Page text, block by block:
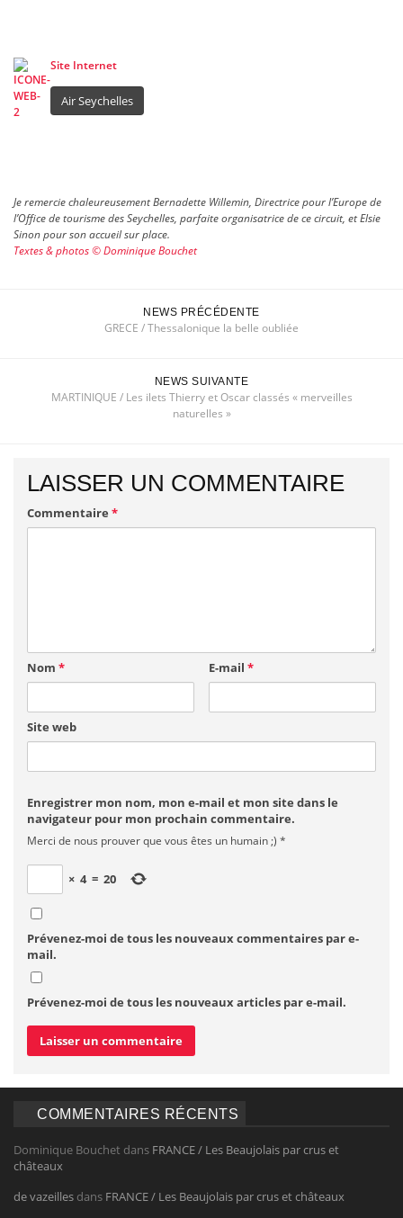
Site Internet
Air Seychelles
Je remercie chaleureusement Bernadette Willemin, Directrice pour l’Europe de
l’Office de tourisme des Seychelles, parfaite organisatrice de ce circuit, et Elsie
Sinon pour son accueil sur place.
Textes & photos © Dominique Bouchet
NEWS PRÉCÉDENTE
GRECE / Thessalonique la belle oubliée
NEWS SUIVANTE
MARTINIQUE / Les ilets Thierry et Oscar classés « merveilles
naturelles »
LAISSER UN COMMENTAIRE
Commentaire *
Nom * E-mail *
Site web
Enregistrer mon nom, mon e-mail et mon site dans le
navigateur pour mon prochain commentaire.
Merci de nous prouver que vous êtes un humain ;) *
× 4 = 20
Prévenez-moi de tous les nouveaux commentaires par e-
mail.
Prévenez-moi de tous les nouveaux articles par e-mail.
COMMENTAIRES RÉCENTS
Dominique Bouchet dans FRANCE / Les Beaujolais par crus et
châteaux
de vazeilles dans FRANCE / Les Beaujolais par crus et châteaux